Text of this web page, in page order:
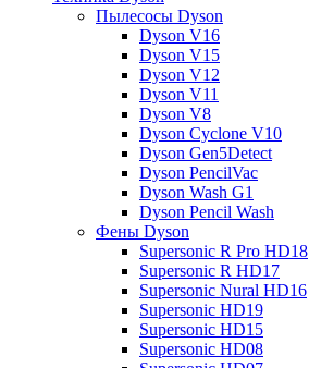
Пылесосы Dyson
Dyson V16
Dyson V15
Dyson V12
Dyson V11
Dyson V8
Dyson Cyclone V10
Dyson Gen5Detect
Dyson PencilVac
Dyson Wash G1
Dyson Pencil Wash
Фены Dyson
Supersonic R Pro HD18
Supersonic R HD17
Supersonic Nural HD16
Supersonic HD19
Supersonic HD15
Supersonic HD08